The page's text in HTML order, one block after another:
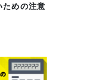
ための注意